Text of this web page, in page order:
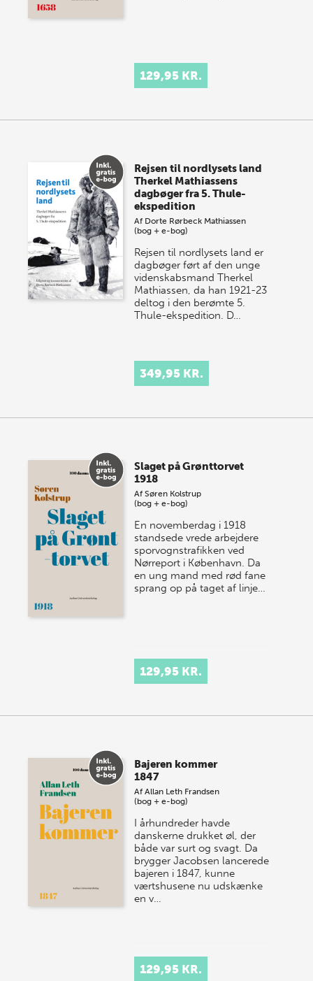
129,95 KR.
Rejsen til nordlysets land
Therkel Mathiassens
dagbøger fra 5. Thule-
ekspedition
Af Dorte Rørbeck Mathiassen
(bog + e-bog)
Rejsen til nordlysets land er
dagbøger ført af den unge
videnskabsmand Therkel
Mathiassen, da han 1921-23
deltog i den berømte 5.
Thule-ekspedition. D…
349,95 KR.
Slaget på Grønttorvet
1918
AfSøren Kolstrup
(bog + e-bog)
En novemberdag i 1918
standsede vrede arbejdere
sporvognstrafikken ved
Nørreport i København. Da
en ung mand med rød fane
sprang op på taget af linje…
129,95 KR.
Bajeren kommer
1847
AfAllan Leth Frandsen
(bog + e-bog)
I århundreder havde
danskerne drukket øl, der
både var surt og svagt. Da
brygger Jacobsen lancerede
bajeren i 1847, kunne
værtshusene nu udskænke
en v…
129,95 KR.